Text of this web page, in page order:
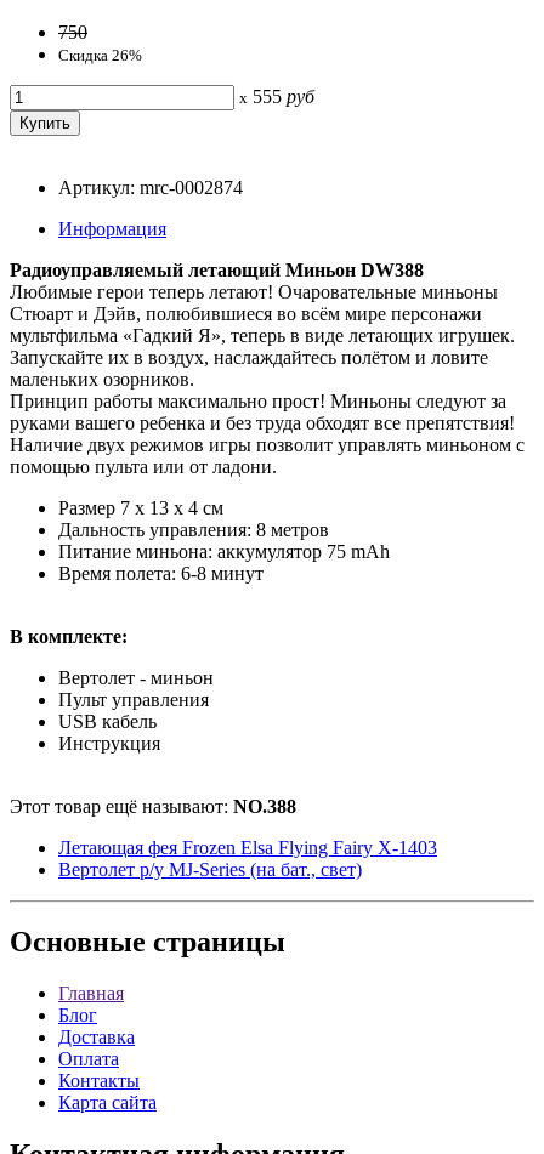
750
Скидка 26%
x 555 руб
Артикул: mrc-0002874
Информация
Радиоуправляемый летающий Миньон DW388
Любимые герои теперь летают! Очаровательные миньоны
Стюарт и Дэйв, полюбившиеся во всём мире персонажи
мультфильма «Гадкий Я», теперь в виде летающих игрушек.
Запускайте их в воздух, наслаждайтесь полётом и ловите
маленьких озорников.
Принцип работы максимально прост! Миньоны следуют за
руками вашего ребенка и без труда обходят все препятствия!
Наличие двух режимов игры позволит управлять миньоном с
помощью пульта или от ладони.
Размер 7 х 13 х 4 см
Дальность управления: 8 метров
Питание миньона: аккумулятор 75 mAh
Время полета: 6-8 минут
В комплекте:
Вертолет - миньон
Пульт управления
USB кабель
Инструкция
Этот товар ещё называют: NO.388
Летающая фея Frozen Elsa Flying Fairy X-1403
Вертолет р/у MJ-Series (на бат., свет)
Основные страницы
Главная
Блог
Доставка
Оплата
Контакты
Карта сайта